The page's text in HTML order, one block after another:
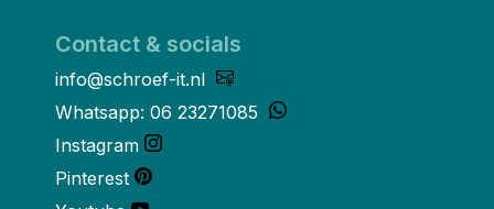
Contact & socials
info@schroef-it.nl
Whatsapp: 06 23271085
Instagram
Pinterest